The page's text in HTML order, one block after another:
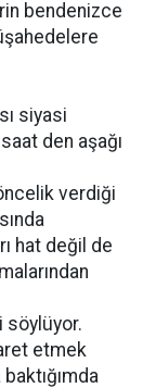
bendenizce
siyasi
den aşağı
verdiği
hat değil de
söylüyor.
etmek